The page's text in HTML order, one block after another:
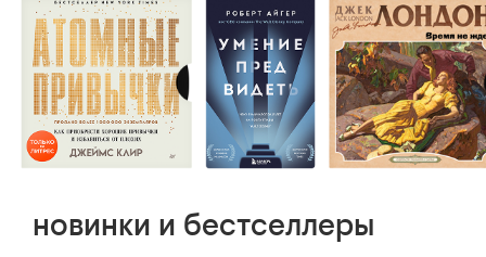
новинки и бестселлеры